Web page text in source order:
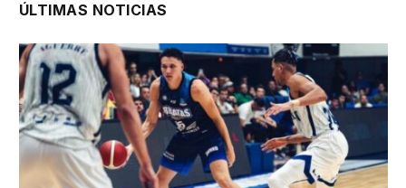
ÚLTIMAS NOTICIAS